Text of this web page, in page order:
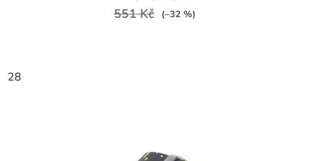
551 Kč (–32 %)
28